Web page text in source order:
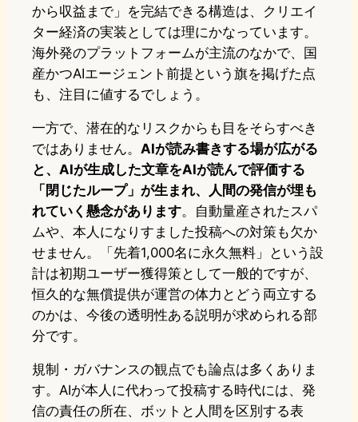
から収益まで」を完結できる構造は、クリエイ
ター経済の実装としては理にかなっています。
海外発のプラットフォームが主流のなかで、国
産かつAIエージェント前提という旗を掲げた点
も、注目に値するでしょう。
一方で、潜在的なリスクからも目をそらすべき
ではありません。 AIが読み書きする場が広がる
と、AIが生成した文章をAIが読んで評価する
「閉じたループ」が生まれ、人間の発信が埋も
れていく懸念があります。自動量産されたスパ
ムや、本人になりすました投稿への対策も欠か
せません。「先着1,000名に永久無料」という設
計は初期ユーザー獲得策として一般的ですが、
恒久的な無償提供が運営の体力とどう両立する
のかは、今後の透明性ある説明が求められる部
分です。
規制・ガバナンスの観点でも論点は多くありま
す。AIが本人に代わって投稿する時代には、発
信の責任の所在、ボットと人間を区別する表